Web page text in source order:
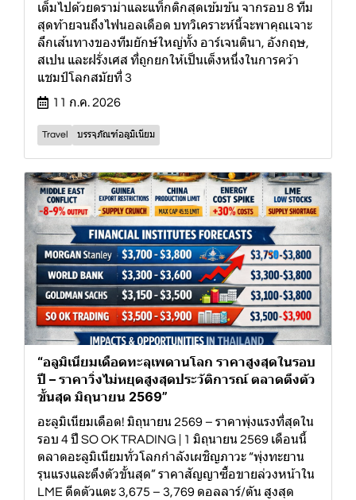
เต็มไปด้วยดราม่าและแท็กติกสุดเข้มข้น จากรอบ 8 ทีม
สุดท้ายจนถึงไฟนอลเดือด บทวิเคราะห์นี้จะพาคุณเจาะ
ลึกเส้นทางของทีมยักษ์ใหญ่ทั้ง อาร์เจนตินา, อังกฤษ,
สเปน และฝรั่งเศส ที่ถูกยกให้เป็นเต็งหนึ่งในการคว้า
แชมป์โลกสมัยที่ 3
11 ก.ค. 2026
Travel บรรจุภัณฑ์อลูมิเนียม
“อลูมิเนียมเดือดทะลุเพดานโลก ราคาสูงสุดในรอบ
ปี – ราคาวิ่งไม่หยุดสูงสุดประวัติการณ์ ตลาดตึงตัว
ขั้นสุด มิถุนายน 2569”
อะลูมิเนียมเดือด! มิถุนายน 2569 – ราคาพุ่งแรงที่สุดใน
รอบ 4 ปี SO OK TRADING | 1 มิถุนายน 2569 เดือนนี้
ตลาดอะลูมิเนียมทั่วโลกกำลังเผชิญภาวะ “พุ่งทะยาน
รุนแรงและตึงตัวขั้นสุด” ราคาสัญญาซื้อขายล่วงหน้าใน
LME ดีดตัวแตะ 3,675 – 3,769 ดอลลาร์/ตัน สูงสุด